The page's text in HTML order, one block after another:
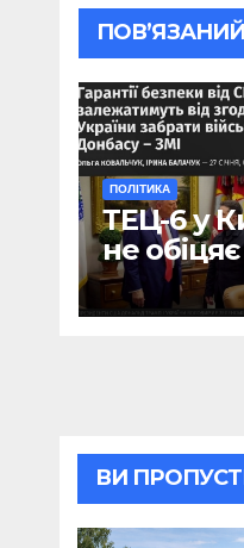
ПОЛІТИКА
ТЕЦ-6 у
не
– без
(ФОТО)
ВИ